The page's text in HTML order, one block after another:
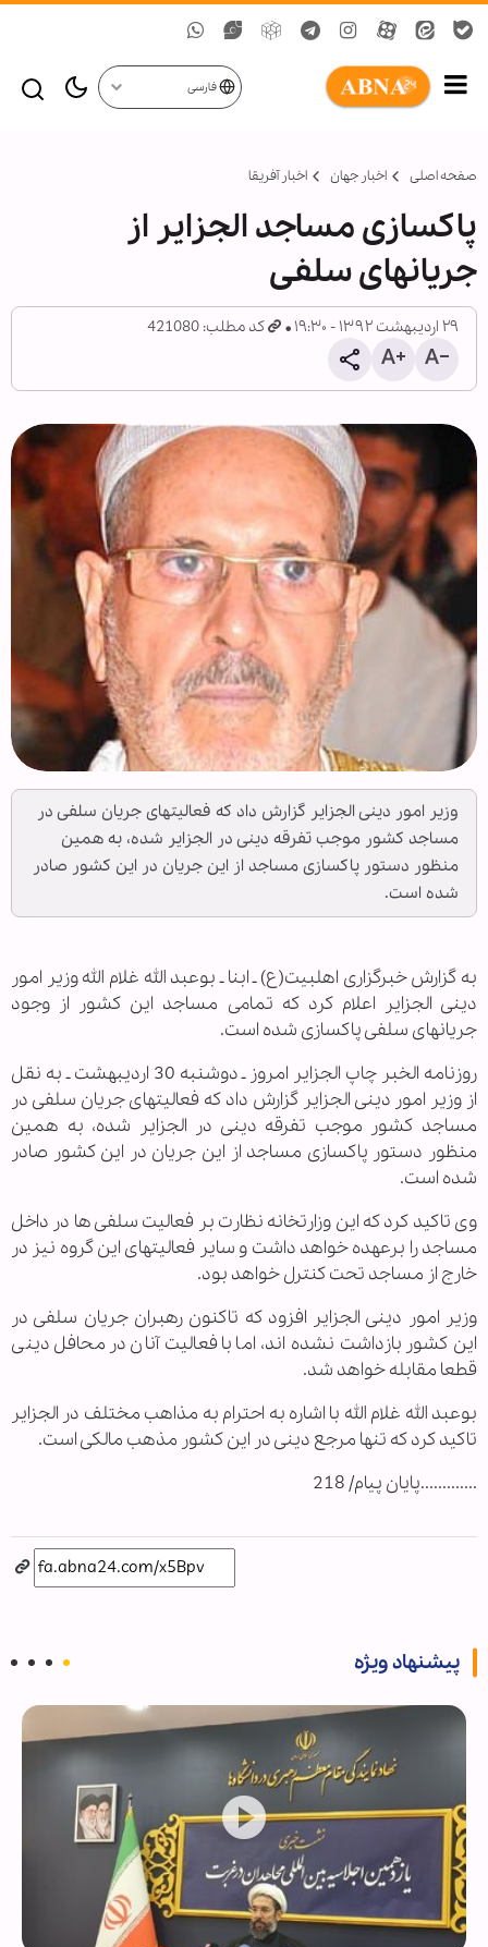
فارسی
صفحه اصلی اخبار جهان اخبار آفریقا
پاكسازی مساجد الجزایر از
جریانهای سلفی
۲۹ اردیبهشت ۱۳۹۲ - ۱۹:۳۰ کد مطلب: 421080
وزیر امور دینی الجزایر گزارش داد كه فعالیتهای جریان سلفی در
مساجد كشور موجب تفرقه دینی در الجزایر شده، به همین
منظور دستور پاكسازی مساجد از این جریان در این كشور صادر
شده است.
به گزارش خبرگزاری اهل‏بیت(ع) ـ ابنا ـ بوعبد الله غلام الله وزیر امور
دینی الجزایر اعلام كرد كه تمامی مساجد این كشور از وجود
جریانهای سلفی پاكسازی شده است.
روزنامه الخبر چاپ الجزایر امروز ـ دوشنبه 30 اردیبهشت ـ به نقل
از وزیر امور دینی الجزایر گزارش داد كه فعالیتهای جریان سلفی در
مساجد كشور موجب تفرقه دینی در الجزایر شده، به همین
منظور دستور پاكسازی مساجد از این جریان در این كشور صادر
شده است.
وی تاكید كرد كه این وزارتخانه نظارت بر فعالیت سلفی ها در داخل
مساجد را برعهده خواهد داشت و سایر فعالیتهای این گروه نیز در
خارج از مساجد تحت كنترل خواهد بود.
وزیر امور دینی الجزایر افزود كه تاكنون رهبران جریان سلفی در
این كشور بازداشت نشده اند، اما با فعالیت آنان در محافل دینی
قطعا مقابله خواهد شد.
بوعبد الله غلام الله با اشاره به احترام به مذاهب مختلف در الجزایر
تاكید كرد كه تنها مرجع دینی در این كشور مذهب مالكی است.
.............پایان پیام/ 218
پیشنهاد ویژه